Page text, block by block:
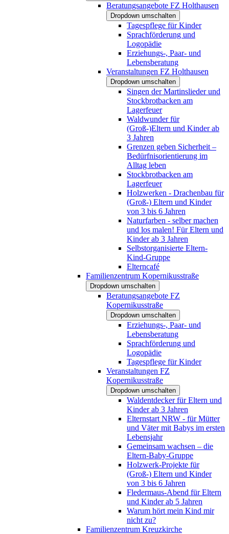
Beratungsangebote FZ Holthausen
Dropdown umschalten
Tagespflege für Kinder
Sprachförderung und
Logopädie
Erziehungs-, Paar- und
Lebensberatung
Veranstaltungen FZ Holthausen
Dropdown umschalten
Singen der Martinslieder und
Stockbrotbacken am
Lagerfeuer
Waldwunder für
(Groß-)Eltern und Kinder ab
3 Jahren
Grenzen geben Sicherheit –
Bedürfnisorientierung im
Alltag leben
Stockbrotbacken am
Lagerfeuer
Holzwerken - Drachenbau für
(Groß-) Eltern und Kinder
von 3 bis 6 Jahren
Naturfarben - selber machen
und los malen! Für Eltern und
Kinder ab 3 Jahren
Selbstorganisierte Eltern-
Kind-Gruppe
Elterncafé
Familienzentrum Kopernikusstraße
Dropdown umschalten
Beratungsangebote FZ
Kopernikusstraße
Dropdown umschalten
Erziehungs-, Paar- und
Lebensberatung
Sprachförderung und
Logopädie
Tagespflege für Kinder
Veranstaltungen FZ
Kopernikusstraße
Dropdown umschalten
Waldentdecker für Eltern und
Kinder ab 3 Jahren
Elternstart NRW - für Mütter
und Väter mit Babys im ersten
Lebensjahr
Gemeinsam wachsen – die
Eltern-Baby-Gruppe
Holzwerk-Projekte für
(Groß-) Eltern und Kinder
von 3 bis 6 Jahren
Fledermaus-Abend für Eltern
und Kinder ab 5 Jahren
Warum hört mein Kind mir
nicht zu?
Familienzentrum Kreuzkirche